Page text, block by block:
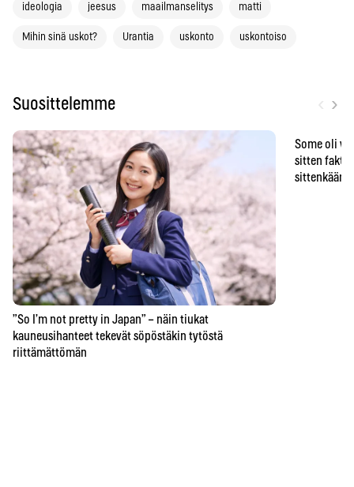
ideologia jeesus maailmanselitys matti
Mihin sinä uskot? Urantia uskonto uskontoiso
Suosittelemme ›
”So I’m not pretty in Japan” – näin tiukat
kauneusihanteet tekevät söpöstäkin tytöstä
riittämättömän
Some oli
sitten
sittenkään